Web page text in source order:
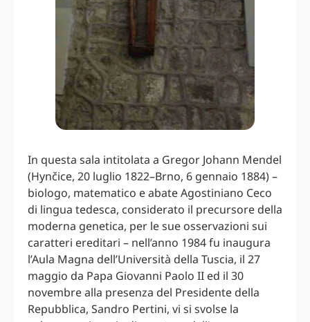
In questa sala intitolata a Gregor Johann Mendel
(Hynčice, 20 luglio 1822–Brno, 6 gennaio 1884) –
biologo, matematico e abate Agostiniano Ceco
di lingua tedesca, considerato il precursore della
moderna genetica, per le sue osservazioni sui
caratteri ereditari – nell’anno 1984 fu inaugura
l’Aula Magna dell’Università della Tuscia, il 27
maggio da Papa Giovanni Paolo II ed il 30
novembre alla presenza del Presidente della
Repubblica, Sandro Pertini, vi si svolse la